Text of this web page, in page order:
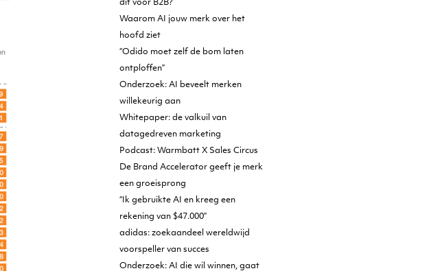
dit voor B2B?
Waarom AI jouw merk over het
hoofd ziet
“Odido moet zelf de bom laten
ontploffen”
Onderzoek: AI beveelt merken
willekeurig aan
Whitepaper: de valkuil van
datagedreven marketing
Podcast: Warmbatt X Sales Circus
De Brand Accelerator geeft je merk
een groeisprong
“Ik gebruikte AI en kreeg een
rekening van $47.000”
adidas: zoekaandeel wereldwijd
voorspeller van succes
Onderzoek: AI die wil winnen, gaat